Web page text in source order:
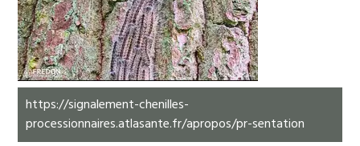
https://signalement-chenilles-
processionnaires.atlasante.fr/apropos/pr-sentation